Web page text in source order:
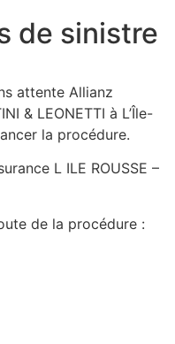
de sinistre
attente Allianz
& LEONETTI à L’Île-
la procédure.
L ILE ROUSSE –
de la procédure :